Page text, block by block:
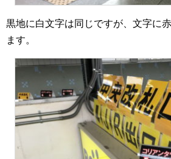
黒地に白文字は同じですが、文字に
ます。